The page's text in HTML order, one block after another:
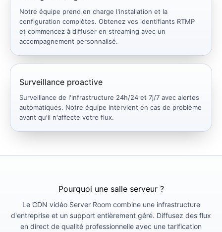
Notre équipe prend en charge l'installation et la
configuration complètes. Obtenez vos identifiants RTMP
et commencez à diffuser en streaming avec un
accompagnement personnalisé.
Surveillance proactive
Surveillance de l'infrastructure 24h/24 et 7j/7 avec alertes
automatiques. Notre équipe intervient en cas de problème
avant qu'il n'affecte votre flux.
Pourquoi une salle serveur ?
Le CDN vidéo Server Room combine une infrastructure
d'entreprise et un support entièrement géré. Diffusez des flux
en direct de qualité professionnelle avec une tarification